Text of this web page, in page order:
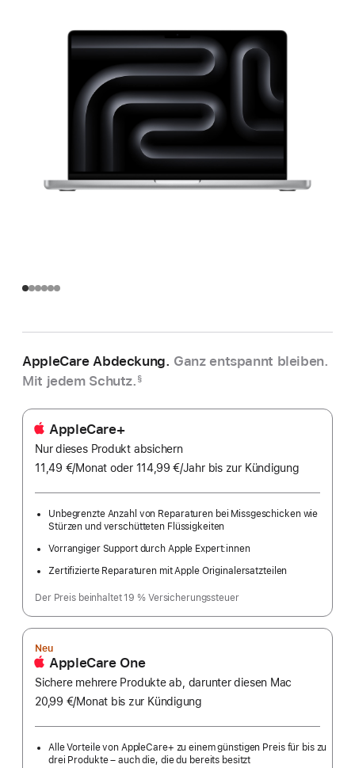
AppleCare Abdeckung. Ganz entspannt bleiben.
Mit jedem Schutz. §
AppleCare+
Nur dieses Produkt absichern
11,49 €/Monat pro
oder 114,99 €/Jahr Pro
bis zur Kündigung
Unbegrenzte Anzahl von Reparaturen bei Missgeschicken wie
Stürzen und verschütteten Flüssigkeiten
Vorrangiger Support durch Apple Expert:innen
Zertifizierte Reparaturen mit Apple Originalersatzteilen
Der Preis beinhaltet 19 % Versicherungssteuer
Neu
AppleCare One
Sichere mehrere Produkte ab, darunter diesen Mac
20,99 €/Monat pro
bis zur Kündigung
Alle Vorteile von AppleCare+ zu einem günstigen Preis für bis zu
drei Produkte – auch die, die du bereits besitzt